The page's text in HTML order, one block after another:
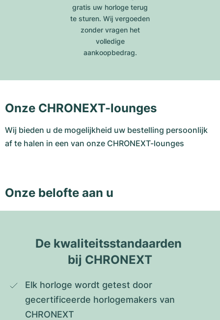
gratis uw horloge terug
te sturen. Wij vergoeden
zonder vragen het
volledige
aankoopbedrag.
Onze CHRONEXT-lounges
Wij bieden u de mogelijkheid uw bestelling persoonlijk
af te halen in een van onze CHRONEXT-lounges
Onze belofte aan u
De kwaliteitsstandaarden
bij CHRONEXT
Elk horloge wordt getest door
gecertificeerde horlogemakers van
CHRONEXT